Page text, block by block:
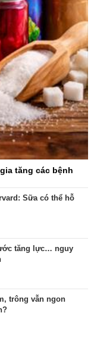
tăng các bệnh
Sữa có thể hỗ
tăng lực… nguy
trông vẫn ngon